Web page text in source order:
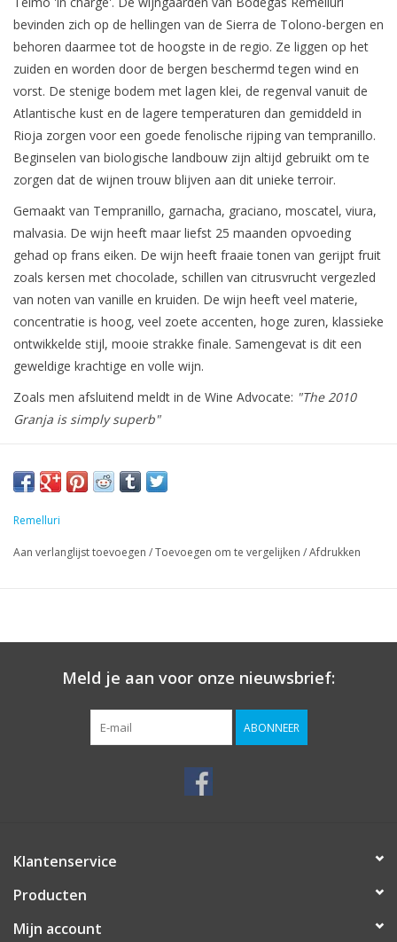
bevinden zich op de hellingen van de Sierra de Tolono-bergen en
behoren daarmee tot de hoogste in de regio. Ze liggen op het
zuiden en worden door de bergen beschermd tegen wind en
vorst. De stenige bodem met lagen klei, de regenval vanuit de
Atlantische kust en de lagere temperaturen dan gemiddeld in
Rioja zorgen voor een goede fenolische rijping van tempranillo.
Beginselen van biologische landbouw zijn altijd gebruikt om te
zorgen dat de wijnen trouw blijven aan dit unieke terroir.
Gemaakt van Tempranillo, garnacha, graciano, moscatel, viura,
malvasia. De wijn heeft maar liefst 25 maanden opvoeding
gehad op frans eiken. De wijn heeft fraaie tonen van gerijpt fruit
zoals kersen met chocolade, schillen van citrusvrucht vergezled
van noten van vanille en kruiden. De wijn heeft veel materie,
concentratie is hoog, veel zoete accenten, hoge zuren, klassieke
ontwikkelde stijl, mooie strakke finale. Samengevat is dit een
geweldige krachtige en volle wijn.
Zoals men afsluitend meldt in de Wine Advocate: "The 2010
Granja is simply superb"
Remelluri
Aan verlanglijst toevoegen /Toevoegen om te vergelijken /Afdrukken
Meld je aan voor onze nieuwsbrief:
ABONNEER
Klantenservice
Producten
Mijn account